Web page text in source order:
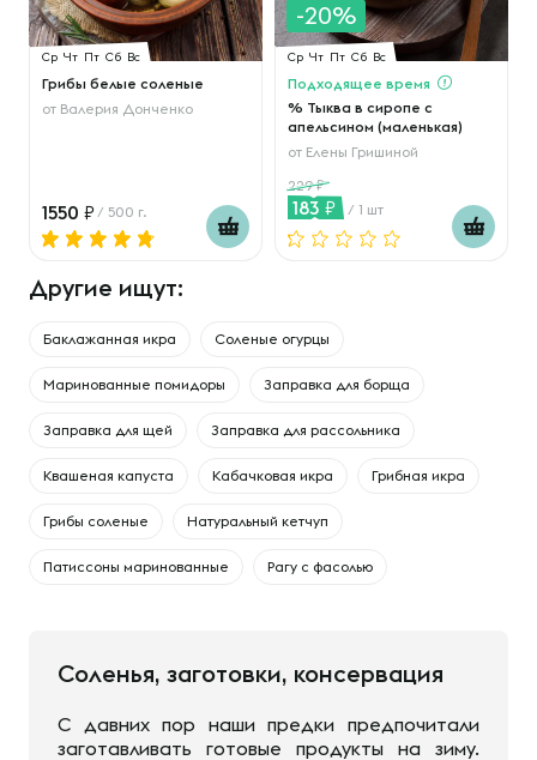
Ср Чт Пт Сб Вс
Грибы белые соленые
от Валерия Донченко
1550 / 500 г.
-20%
Ср Чт Пт Сб Вс
Подходящее время
% Тыква в сиропе с
апельсином (маленькая)
от Елены Гришиной
229
183 / 1 шт
Другие ищут:
Баклажанная икра Соленые огурцы
Маринованные помидоры Заправка для борща
Заправка для щей Заправка для рассольника
Квашеная капуста Кабачковая икра Грибная икра
Грибы соленые Натуральный кетчуп
Патиссоны маринованные Рагу с фасолью
Соленья, заготовки, консервация
С давних пор наши предки предпочитали
заготавливать готовые продукты на зиму.